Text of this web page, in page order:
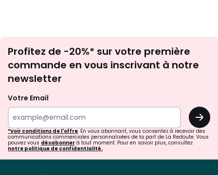
newsletter
Profitez de -20%* sur votre première
commande en vous inscrivant à notre
newsletter
Votre Email
OK
*Voir conditions de l'offre. En vous abonnant, vous consentez à recevoir des
communications commerciales personnalisées de la part de La Redoute. Vous
pouvez vous désabonner à tout moment. Pour en savoir plus, consultez
notre politique de confidentialité.